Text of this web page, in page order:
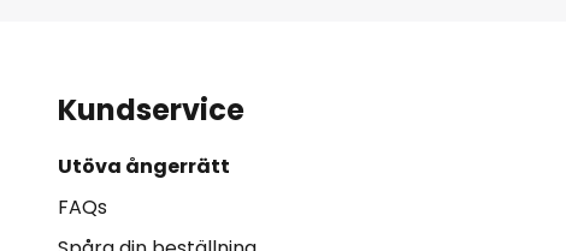
Kundservice
Utöva ångerrätt
FAQs